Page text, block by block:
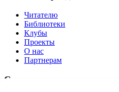
Читателю
Библиотеки
Клубы
Проекты
О нас
Партнерам
Сервисы